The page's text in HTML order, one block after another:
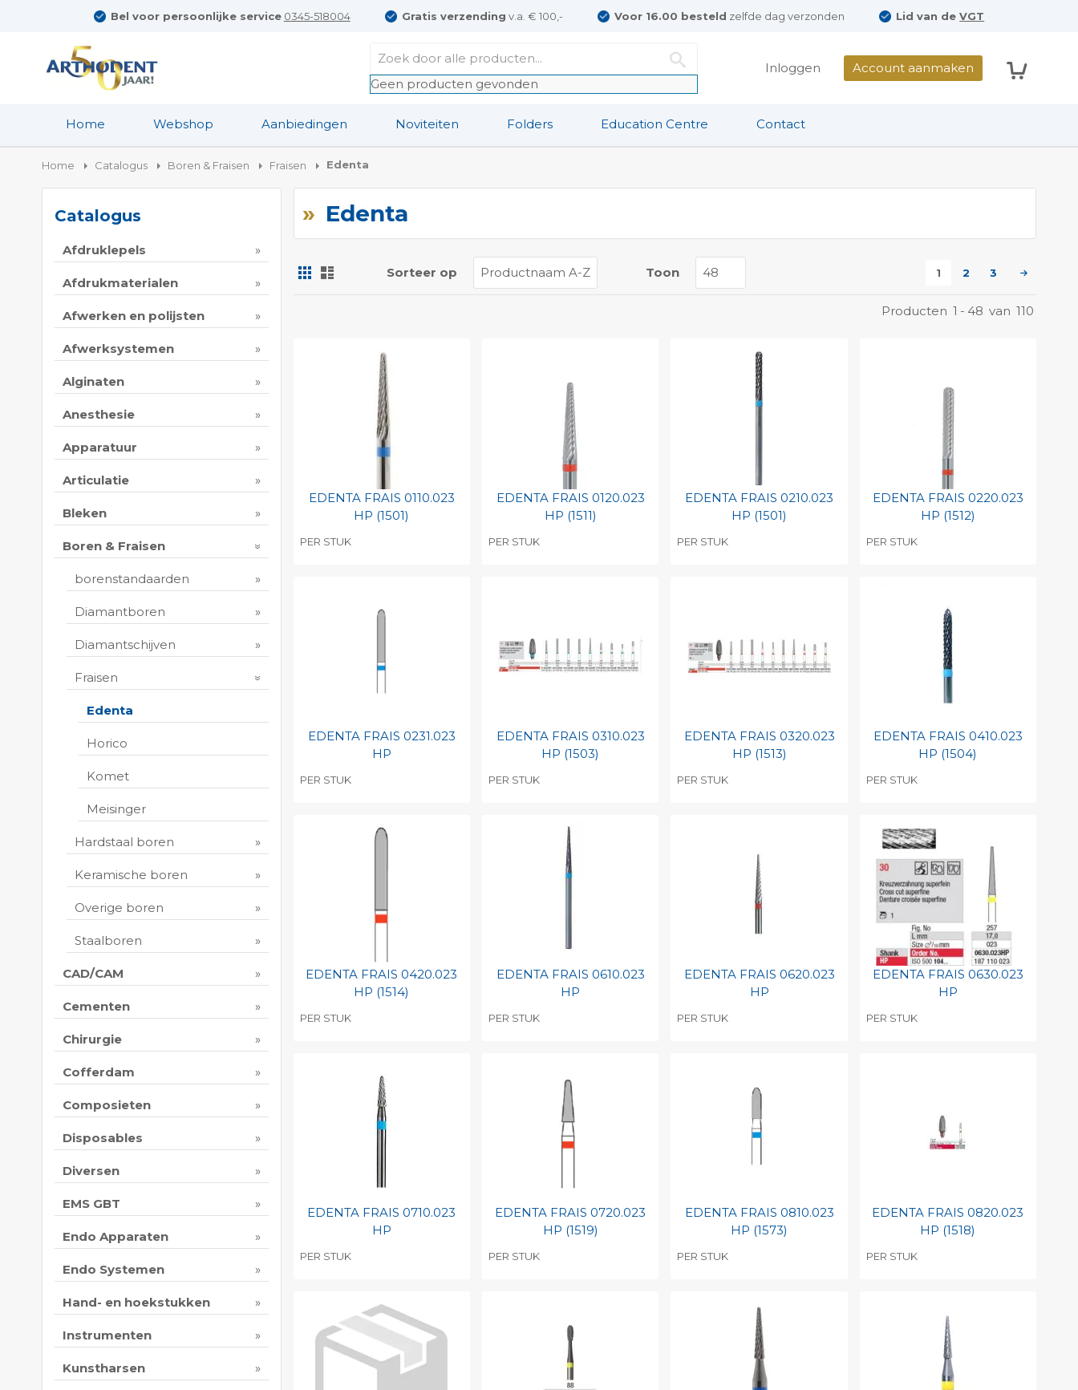
Bel voor persoonlijke service 0345-518004 Gratis verzending v.a. € 100,- Voor 16.00 besteld zelfde dag verzonden Lid van deVGT
Geen producten gevonden
Inloggen Account aanmaken
Home Webshop Aanbiedingen Noviteiten Folders Education Centre Contact
Home Catalogus Boren & Fraisen Fraisen Edenta
Edenta
Foto-
tabel
Producten 1 - 48 van 110
U lees momenteel
1 Pagina
2 Pagina
3 Pagina
Toon
Sorteer op
EDENTA FRAIS 0110.023
HP (1501)
PER STUK
Print barcode
EDENTA FRAIS 0120.023
HP (1511)
PER STUK
EDENTA FRAIS 0210.023
HP (1501)
PER STUK
EDENTA FRAIS 0220.023
HP (1512)
PER STUK
Print barcode
EDENTA FRAIS 0231.023
HP
PER STUK
EDENTA FRAIS 0310.023
HP (1503)
PER STUK
Print barcode
EDENTA FRAIS 0320.023
HP (1513)
PER STUK
EDENTA FRAIS 0410.023
HP (1504)
PER STUK
Print barcode
EDENTA FRAIS 0420.023
HP (1514)
PER STUK
Print barcode
EDENTA FRAIS 0610.023
HP
PER STUK
Print barcode
EDENTA FRAIS 0620.023
HP
PER STUK
EDENTA FRAIS 0630.023
HP
PER STUK
EDENTA FRAIS 0710.023
HP
PER STUK
Print barcode
EDENTA FRAIS 0720.023
HP (1519)
PER STUK
EDENTA FRAIS 0810.023
HP (1573)
PER STUK
Print barcode
EDENTA FRAIS 0820.023
HP (1518)
PER STUK
Print barcode
Catalogus
Afdruklepels
Afdrukmaterialen
Afwerken en polijsten
Afwerksystemen
Alginaten
Anesthesie
Apparatuur
Articulatie
Bleken
Boren & Fraisen
borenstandaarden
Diamantboren
Diamantschijven
Fraisen
Edenta
Horico
Komet
Meisinger
Hardstaal boren
Keramische boren
Overige boren
Staalboren
CAD/CAM
Cementen
Chirurgie
Cofferdam
Composieten
Disposables
Diversen
EMS GBT
Endo Apparaten
Endo Systemen
Hand- en hoekstukken
Instrumenten
Kunstharsen